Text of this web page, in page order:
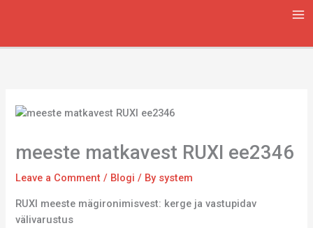
meeste matkavest RUXI ee2346
Leave a Comment / Blogi / By system
RUXI meeste mägironimisvest: kerge ja vastupidav
välivarustus